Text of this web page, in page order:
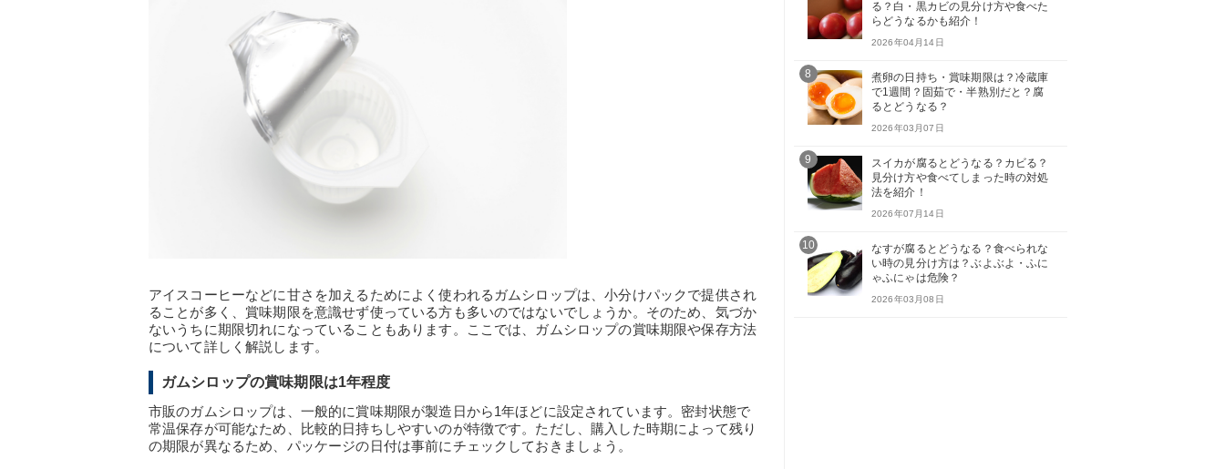
アイスコーヒーなどに甘さを加えるためによく使われるガムシロップは、小分けパックで提供され
ることが多く、賞味期限を意識せず使っている方も多いのではないでしょうか。そのため、気づか
ないうちに期限切れになっていることもあります。ここでは、ガムシロップの賞味期限や保存方法
について詳しく解説します。
ガムシロップの賞味期限は1年程度
市販のガムシロップは、一般的に賞味期限が製造日から1年ほどに設定されています。密封状態で
常温保存が可能なため、比較的日持ちしやすいのが特徴です。ただし、購入した時期によって残り
の期限が異なるため、パッケージの日付は事前にチェックしておきましょう。
る？白・黒カビの見分け方や食べた
らどうなるかも紹介！
2026年04月14日
8
煮卵の日持ち・賞味期限は？冷蔵庫
で1週間？固茹で・半熟別だと？腐
るとどうなる？
2026年03月07日
9
スイカが腐るとどうなる？カビる？
見分け方や食べてしまった時の対処
法を紹介！
2026年07月14日
10
なすが腐るとどうなる？食べられな
い時の見分け方は？ぶよぶよ・ふに
ゃふにゃは危険？
2026年03月08日